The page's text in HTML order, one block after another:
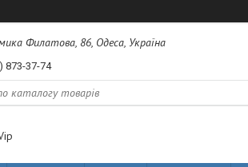
Филатова, 86, Одеса, Україна
873-37-74